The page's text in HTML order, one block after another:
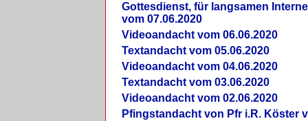
Gottesdienst, für langsamen
vom 07.06.2020
Videoandacht vom 06.06.2020
Textandacht vom 05.06.2020
Videoandacht vom 04.06.2020
Textandacht vom 03.06.2020
Videoandacht vom 02.06.2020
Pfingstandacht von Pfr i.R. Köster